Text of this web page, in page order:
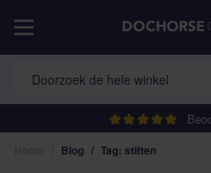
Doorzoek de hele winkel
Blog / Tag: stiften